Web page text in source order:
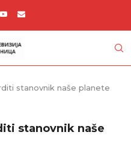
stanovnik naše planete
stanovnik naše